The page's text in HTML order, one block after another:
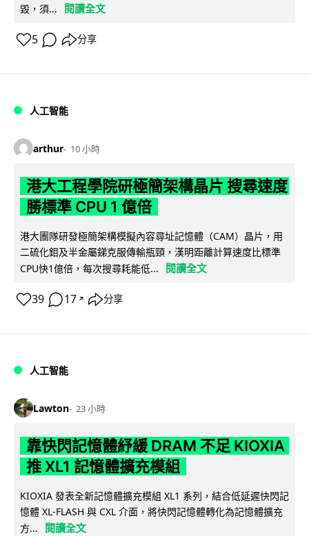
毀，須...
閱讀全文
5 分享
人工智能
arthur 10 小時
港大工程學院研極簡架構晶片 搜尋速度
勝標準 CPU 1 億倍
港大團隊研發極簡架構模擬內容尋址記憶體（CAM）晶片，用
二硫化鉬及半金屬銻克服傳輸瓶頸，漢明距離計算速度比標準
CPU快1億倍，每次搜尋耗能低...
閱讀全文
39 17 ↗ 分享
人工智能
Lawton 23 小時
靠快閃記憶體紓緩 DRAM 不足 KIOXIA
推 XL1 記憶體擴充模組
KIOXIA 發表全新記憶體擴充模組 XL1 系列，結合低延遲快閃記
憶體 XL-FLASH 與 CXL 介面，將快閃記憶體轉化為記憶體擴充
方...
閱讀全文